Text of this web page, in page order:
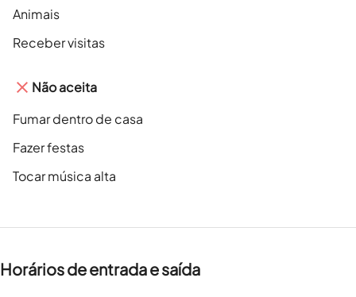
Animais
Receber visitas
Não aceita
Fumar dentro de casa
Fazer festas
Tocar música alta
Horários de entrada e saída